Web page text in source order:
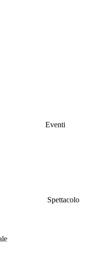
Eventi
Spettacolo